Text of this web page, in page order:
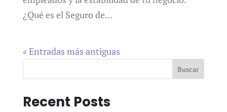
¿Qué es el Seguro de...
« Entradas más antiguas
Buscar
Recent Posts